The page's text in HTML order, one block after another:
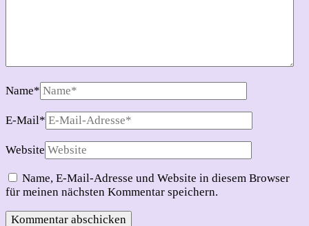
Name*
E-Mail*
Website
Name, E-Mail-Adresse und Website in diesem Browser
für meinen nächsten Kommentar speichern.